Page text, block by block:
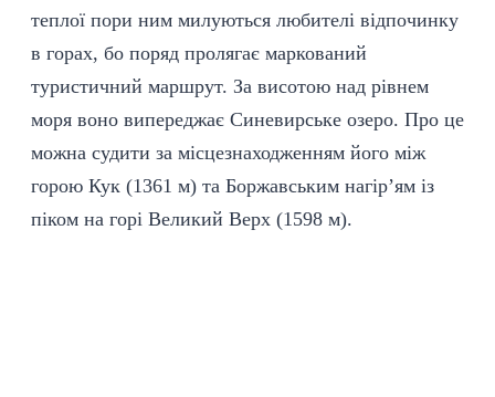
теплої пори ним милуються любителі відпочинку
в горах, бо поряд пролягає маркований
туристичний маршрут. За висотою над рівнем
моря воно випереджає Синевирське озеро. Про це
можна судити за місцезнаходженням його між
горою Кук (1361 м) та Боржавським нагір’ям із
піком на горі Великий Верх (1598 м).